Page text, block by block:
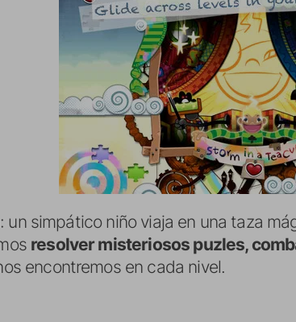
un simpático niño viaja en una taza
resolver misteriosos puzles,
encontremos en cada nivel.